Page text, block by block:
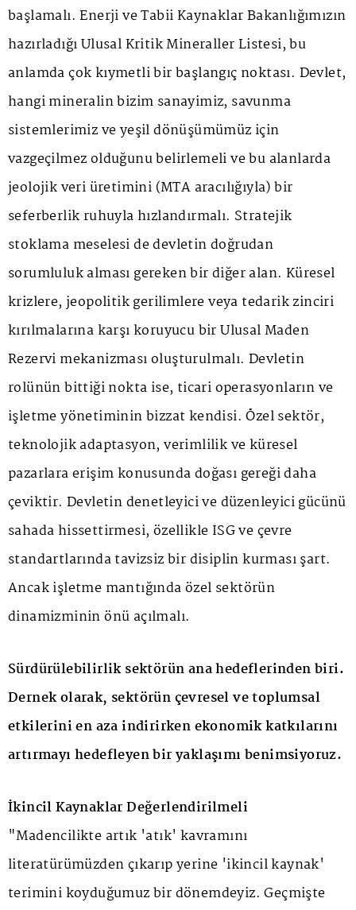
başlamalı. Enerji ve Tabii Kaynaklar Bakanlığımızın
hazırladığı Ulusal Kritik Mineraller Listesi, bu
anlamda çok kıymetli bir başlangıç noktası. Devlet,
hangi mineralin bizim sanayimiz, savunma
sistemlerimiz ve yeşil dönüşümümüz için
vazgeçilmez olduğunu belirlemeli ve bu alanlarda
jeolojik veri üretimini (MTA aracılığıyla) bir
seferberlik ruhuyla hızlandırmalı. Stratejik
stoklama meselesi de devletin doğrudan
sorumluluk alması gereken bir diğer alan. Küresel
krizlere, jeopolitik gerilimlere veya tedarik zinciri
kırılmalarına karşı koruyucu bir Ulusal Maden
Rezervi mekanizması oluşturulmalı. Devletin
rolünün bittiği nokta ise, ticari operasyonların ve
işletme yönetiminin bizzat kendisi. Özel sektör,
teknolojik adaptasyon, verimlilik ve küresel
pazarlara erişim konusunda doğası gereği daha
çeviktir. Devletin denetleyici ve düzenleyici gücünü
sahada hissettirmesi, özellikle İSG ve çevre
standartlarında tavizsiz bir disiplin kurması şart.
Ancak işletme mantığında özel sektörün
dinamizminin önü açılmalı.
Sürdürülebilirlik sektörün ana hedeflerinden biri.
Dernek olarak, sektörün çevresel ve toplumsal
etkilerini en aza indirirken ekonomik katkılarını
artırmayı hedefleyen bir yaklaşımı benimsiyoruz.
İkincil Kaynaklar Değerlendirilmeli
"Madencilikte artık 'atık' kavramını
literatürümüzden çıkarıp yerine 'ikincil kaynak'
terimini koyduğumuz bir dönemdeyiz. Geçmişte